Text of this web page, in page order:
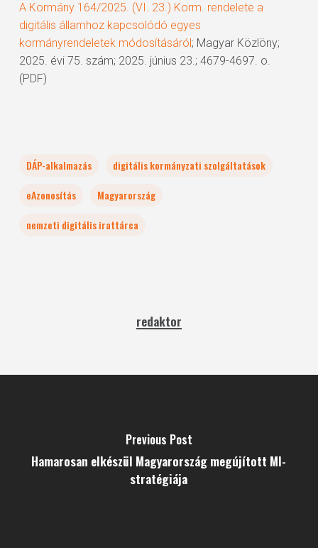
A Kormány 164/2025. (VI. 23.) Korm. rendelete a
digitális államhoz kapcsolódó egyes
kormányrendeletek módosításáról; Magyar Közlöny;
2025. évi 75. szám; 2025. június 23.; 4679-4697. o.
(PDF)
DÁP-alkalmazás
digitális kormányzati szolgáltatások
eAzonosítás
Magyarország
nemzeti digitális irattárca
redaktor
Previous Post
Hamarosan elkészül Magyarország megújított MI-
stratégiája